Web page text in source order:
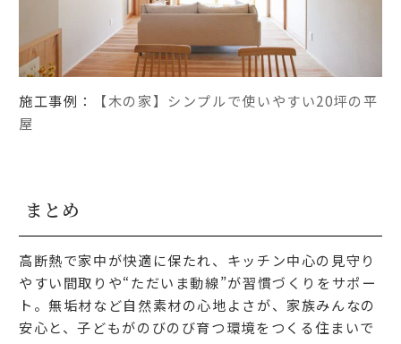
施工事例：
【木の家】シンプルで使いやすい20坪の平
屋
まとめ
高断熱で家中が快適に保たれ、キッチン中心の見守り
やすい間取りや“ただいま動線”が習慣づくりをサポー
ト。無垢材など自然素材の心地よさが、家族みんなの
安心と、子どもがのびのび育つ環境をつくる住まいで